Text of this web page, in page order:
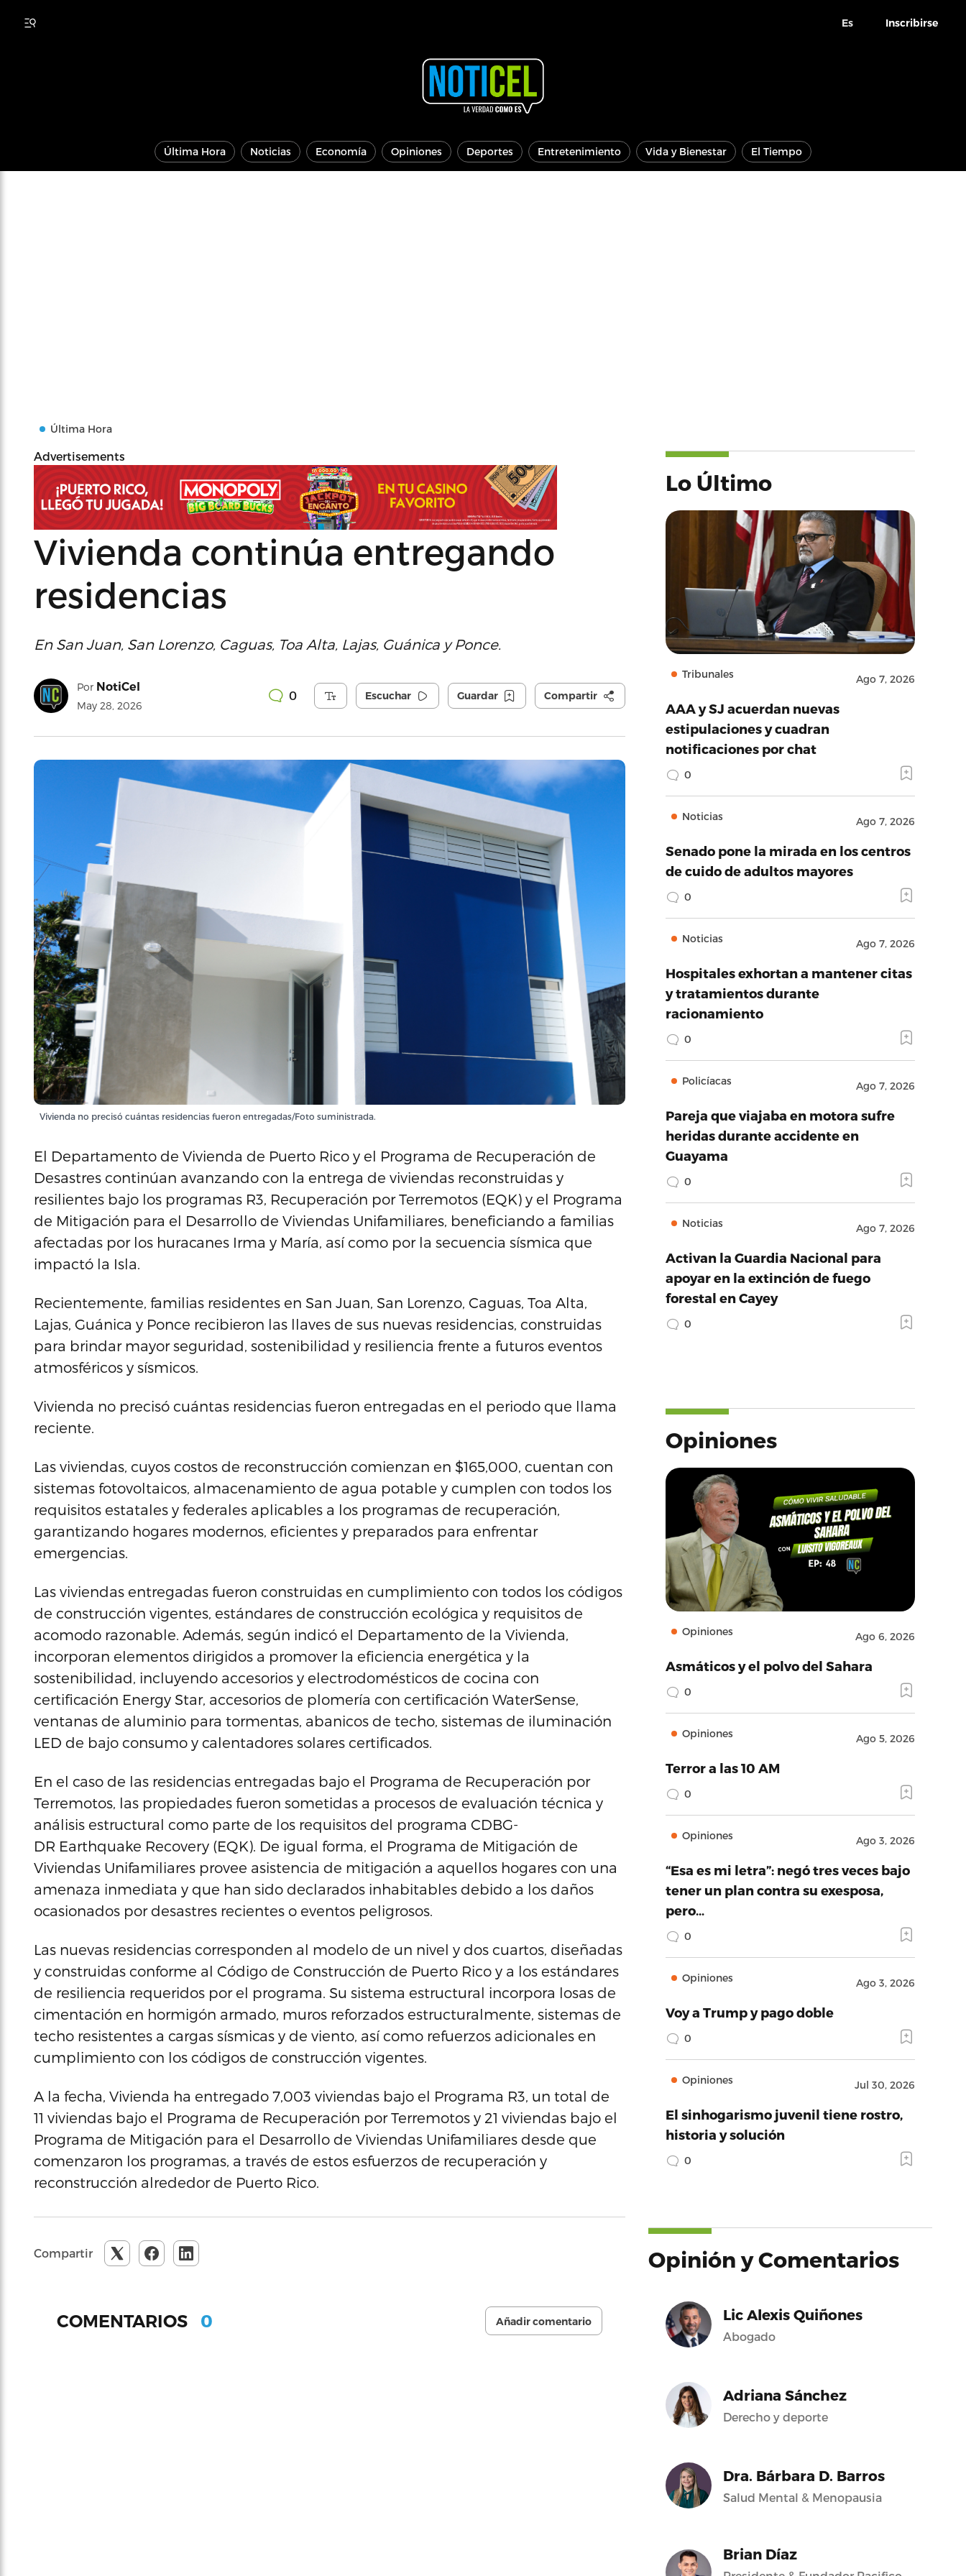
Es Inscribirse
Última Hora Noticias Economía Opiniones Deportes Entretenimiento Vida y Bienestar El Tiempo
Última Hora
Advertisements
Vivienda continúa entregando
residencias
En San Juan, San Lorenzo, Caguas, Toa Alta, Lajas, Guánica y Ponce.
Por NotiCel
May 28, 2026
0 Escuchar Guardar Compartir
Vivienda no precisó cuántas residencias fueron entregadas/Foto suministrada.
El Departamento de Vivienda de Puerto Rico y el Programa de Recuperación de
Desastres continúan avanzando con la entrega de viviendas reconstruidas y
resilientes bajo los programas R3, Recuperación por Terremotos (EQK) y el Programa
de Mitigación para el Desarrollo de Viviendas Unifamiliares, beneficiando a familias
afectadas por los huracanes Irma y María, así como por la secuencia sísmica que
impactó la Isla.
Recientemente, familias residentes en San Juan, San Lorenzo, Caguas, Toa Alta,
Lajas, Guánica y Ponce recibieron las llaves de sus nuevas residencias, construidas
para brindar mayor seguridad, sostenibilidad y resiliencia frente a futuros eventos
atmosféricos y sísmicos.
Vivienda no precisó cuántas residencias fueron entregadas en el periodo que llama
reciente.
Las viviendas, cuyos costos de reconstrucción comienzan en $165,000, cuentan con
sistemas fotovoltaicos, almacenamiento de agua potable y cumplen con todos los
requisitos estatales y federales aplicables a los programas de recuperación,
garantizando hogares modernos, eficientes y preparados para enfrentar
emergencias.
Las viviendas entregadas fueron construidas en cumplimiento con todos los códigos
de construcción vigentes, estándares de construcción ecológica y requisitos de
acomodo razonable. Además, según indicó el Departamento de la Vivienda,
incorporan elementos dirigidos a promover la eficiencia energética y la
sostenibilidad, incluyendo accesorios y electrodomésticos de cocina con
certificación Energy Star, accesorios de plomería con certificación WaterSense,
ventanas de aluminio para tormentas, abanicos de techo, sistemas de iluminación
LED de bajo consumo y calentadores solares certificados.
En el caso de las residencias entregadas bajo el Programa de Recuperación por
Terremotos, las propiedades fueron sometidas a procesos de evaluación técnica y
análisis estructural como parte de los requisitos del programa CDBG-
DR Earthquake Recovery (EQK). De igual forma, el Programa de Mitigación de
Viviendas Unifamiliares provee asistencia de mitigación a aquellos hogares con una
amenaza inmediata y que han sido declarados inhabitables debido a los daños
ocasionados por desastres recientes o eventos peligrosos.
Las nuevas residencias corresponden al modelo de un nivel y dos cuartos, diseñadas
y construidas conforme al Código de Construcción de Puerto Rico y a los estándares
de resiliencia requeridos por el programa. Su sistema estructural incorpora losas de
cimentación en hormigón armado, muros reforzados estructuralmente, sistemas de
techo resistentes a cargas sísmicas y de viento, así como refuerzos adicionales en
cumplimiento con los códigos de construcción vigentes.
A la fecha, Vivienda ha entregado 7,003 viviendas bajo el Programa R3, un total de
11 viviendas bajo el Programa de Recuperación por Terremotos y 21 viviendas bajo el
Programa de Mitigación para el Desarrollo de Viviendas Unifamiliares desde que
comenzaron los programas, a través de estos esfuerzos de recuperación y
reconstrucción alrededor de Puerto Rico.
Compartir
COMENTARIOS 0 Añadir comentario
Lo Último
Tribunales Ago 7, 2026
AAA y SJ acuerdan nuevas
estipulaciones y cuadran
notificaciones por chat
0
Noticias Ago 7, 2026
Senado pone la mirada en los centros
de cuido de adultos mayores
0
Noticias Ago 7, 2026
Hospitales exhortan a mantener citas
y tratamientos durante
racionamiento
0
Policíacas Ago 7, 2026
Pareja que viajaba en motora sufre
heridas durante accidente en
Guayama
0
Noticias Ago 7, 2026
Activan la Guardia Nacional para
apoyar en la extinción de fuego
forestal en Cayey
0
Opiniones
Opiniones Ago 6, 2026
Asmáticos y el polvo del Sahara
0
Opiniones Ago 5, 2026
Terror a las 10 AM
0
Opiniones Ago 3, 2026
“Esa es mi letra”: negó tres veces bajo
tener un plan contra su exesposa,
pero…
0
Opiniones Ago 3, 2026
Voy a Trump y pago doble
0
Opiniones Jul 30, 2026
El sinhogarismo juvenil tiene rostro,
historia y solución
0
Opinión y Comentarios
Lic Alexis Quiñones
Abogado
Adriana Sánchez
Derecho y deporte
Dra. Bárbara D. Barros
Salud Mental & Menopausia
Brian Díaz